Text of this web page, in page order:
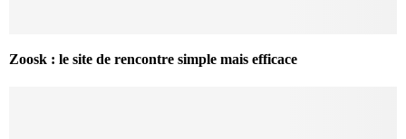
Zoosk : le site de rencontre simple mais efficace